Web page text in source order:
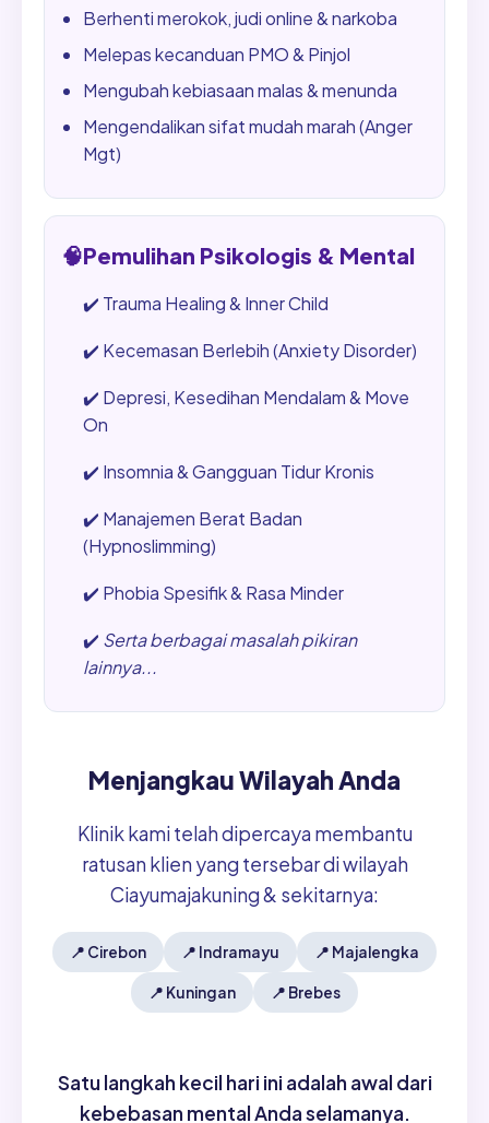
Berhenti merokok, judi online & narkoba
Melepas kecanduan PMO & Pinjol
Mengubah kebiasaan malas & menunda
Mengendalikan sifat mudah marah (Anger
Mgt)
🧠Pemulihan Psikologis & Mental
✔️ Trauma Healing & Inner Child
✔️ Kecemasan Berlebih (Anxiety Disorder)
✔️ Depresi, Kesedihan Mendalam & Move
On
✔️ Insomnia & Gangguan Tidur Kronis
✔️ Manajemen Berat Badan
(Hypnoslimming)
✔️ Phobia Spesifik & Rasa Minder
✔️ Serta berbagai masalah pikiran
lainnya...
Menjangkau Wilayah Anda
Klinik kami telah dipercaya membantu
ratusan klien yang tersebar di wilayah
Ciayumajakuning & sekitarnya:
📍 Cirebon 📍 Indramayu 📍 Majalengka
📍 Kuningan 📍 Brebes
Satu langkah kecil hari ini adalah awal dari
kebebasan mental Anda selamanya.